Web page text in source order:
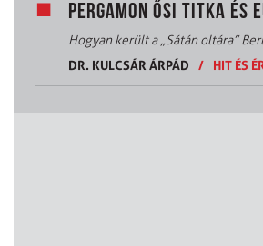
PERGAMON ŐSI TITKA ÉS
Hogyan került a „Sátán oltára”
DR. KULCSÁR ÁRPÁD
/ HIT ÉS